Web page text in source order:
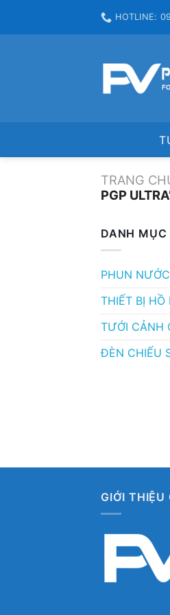
HOTLINE:
TRANG
PGP
DANH
PHUN
THIẾT BỊ HỒ
TƯỚI CẢNH
ĐÈN CHIẾU
GIỚI THIỆU